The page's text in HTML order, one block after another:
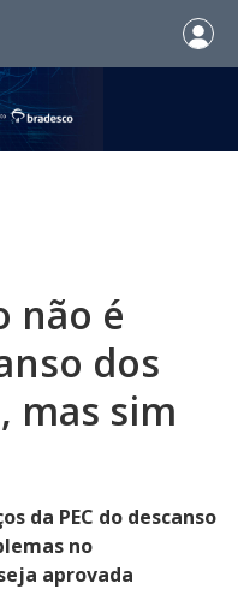
não é
dos
mas sim
da PEC do descanso
no
aprovada